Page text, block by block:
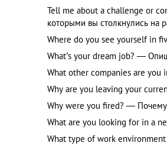
Tell me about a challenge or
которыми вы столкнулись на
Where do you see yourself in
What’s your dream job? —
What other companies are
Why are you leaving your
Why were you fired? — Почему
What are you looking for in a
What type of work environment